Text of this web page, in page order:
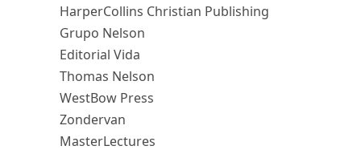
HarperCollins Christian Publishing
Grupo Nelson
Editorial Vida
Thomas Nelson
WestBow Press
Zondervan
MasterLectures